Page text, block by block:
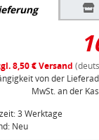
8,50 € Versand
von der
MwSt. an der
3 Werktage
Neu